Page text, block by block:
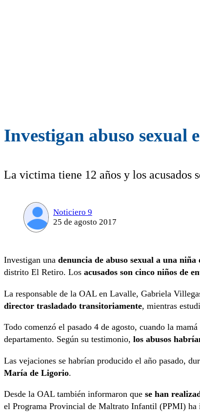
Investigan abuso sexual
La victima tiene 12 años y los acusados
Noticiero 9
25 de agosto 2017
Investigan una denuncia de abuso sexual a una niña
distrito El Retiro. Los acusados son cinco niños de
La responsable de la OAL en Lavalle, Gabriela
director trasladado transitoriamente, mientras
Todo comenzó el pasado 4 de agosto, cuando la
departamento. Según su testimonio, los abusos
Las vejaciones se habrían producido el año pasado,
María de Ligorio.
Desde la OAL también informaron que se han
el Programa Provincial de Maltrato Infantil (PPMI) ha